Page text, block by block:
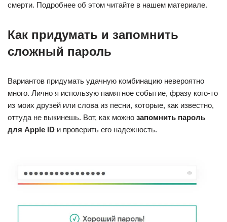
смерти. Подробнее об этом читайте в нашем материале.
Как придумать и запомнить
сложный пароль
Вариантов придумать удачную комбинацию невероятно
много. Лично я использую памятное событие, фразу кого-то
из моих друзей или слова из песни, которые, как известно,
оттуда не выкинешь. Вот, как можно запомнить пароль
для Apple ID и проверить его надежность.